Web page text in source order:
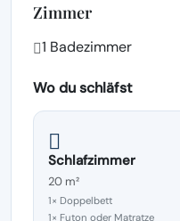
Zimmer
1 Badezimmer
Wo du schläfst
Schlafzimmer
20 m²
1× Doppelbett
1× Futon oder Matratze